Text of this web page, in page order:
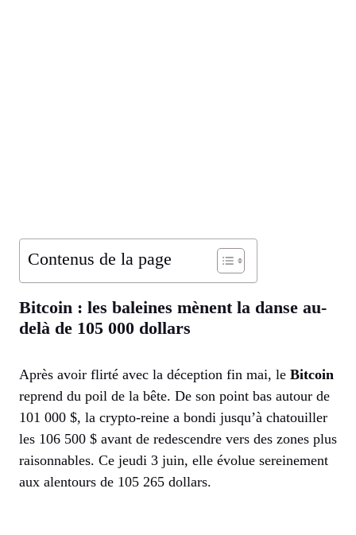
Contenus de la page
Bitcoin : les baleines mènent la danse au-
delà de 105 000 dollars
Après avoir flirté avec la déception fin mai, le Bitcoin
reprend du poil de la bête. De son point bas autour de
101 000 $, la crypto-reine a bondi jusqu’à chatouiller
les 106 500 $ avant de redescendre vers des zones plus
raisonnables. Ce jeudi 3 juin, elle évolue sereinement
aux alentours de 105 265 dollars.